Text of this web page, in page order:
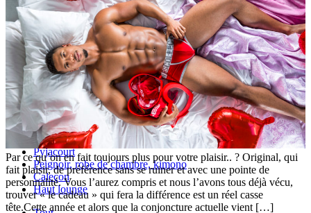
Lots
Grandes Tailles
Tout
Boxer, shorty de bain
Slip de bain
Accessoire de bain
Short de bain
Tout
Pantalon
Pyjama
Pyjacourt
Peignoir, robe de chambre, kimono
Caleçon
Haut lounge
Par ce qu’on en fait toujours plus pour votre plaisir.. ? Original, qui
fait plaisir, de préférence sans se ruiner et avec une pointe de
personnalité. Vous l’aurez compris et nous l’avons tous déjà vécu,
trouver « le cadeau » qui fera la différence est un réel casse
tête.Cette année et alors que la conjoncture actuelle vient […]